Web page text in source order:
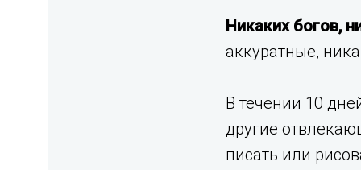
Никаких богов,
аккуратные,
В течении 10
другие
писать или